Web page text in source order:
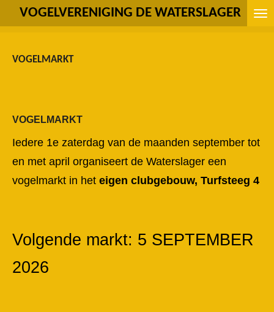
de
VOGELVERENIGING DE WATERSLAGER
VOGELMARKT
VOGELMARKT
Iedere 1e zaterdag van de maanden september tot
en met april organiseert de Waterslager een
vogelmarkt in het eigen clubgebouw, Turfsteeg 4
Volgende markt: 5 SEPTEMBER
2026